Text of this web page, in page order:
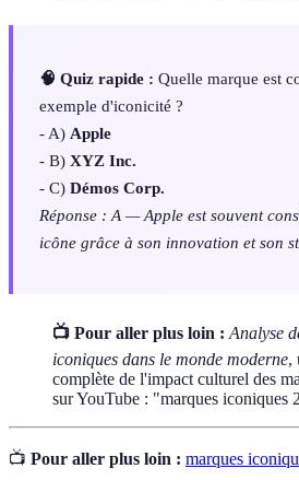
🧠 Quiz rapide : Quelle marque est
exemple d'iconicité ?
- A) Apple
- B) XYZ Inc.
- C) Démos Corp.
Réponse : A — Apple est souvent
icône grâce à son innovation et son
📺 Pour aller plus loin : Analyse
iconiques dans le monde moderne,
complète de l'impact culturel des
sur YouTube : "marques iconiques
📺 Pour aller plus loin : marques